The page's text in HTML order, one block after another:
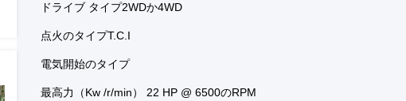
ドライブ タイプ2WDか4WD
点火のタイプT.C.I
電気開始のタイプ
最高力（Kw /r/min） 22 HP @ 6500のRPM